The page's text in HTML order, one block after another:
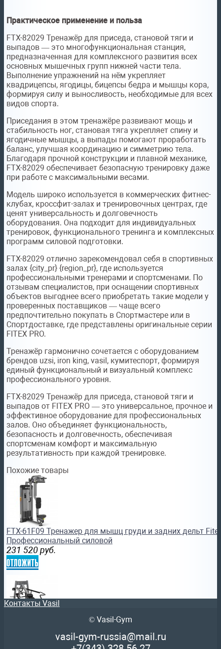
Практическое применение и польза
FTX-82029 Тренажёр для приседа, становой тяги и
выпадов — это многофункциональная станция,
предназначенная для комплексного развития всех
основных мышечных групп нижней части тела.
Выполнение упражнений на нём укрепляет
квадрицепсы, ягодицы, бицепсы бедра и мышцы кора,
формируя силу и выносливость, необходимые для всех
видов спорта.
Приседания в этом тренажёре развивают мощь и
стабильность ног, становая тяга укрепляет спину и
ягодичные мышцы, а выпады помогают проработать
баланс, улучшая координацию и симметрию тела.
Благодаря прочной конструкции и плавной механике,
FTX-82029 обеспечивает безопасную тренировку даже
при работе с максимальными весами.
Модель широко используется в коммерческих фитнес-
клубах, кроссфит-залах и тренировочных центрах, где
ценят универсальность и долговечность
оборудования. Она подходит для индивидуальных
тренировок, функционального тренинга и комплексных
программ силовой подготовки.
FTX-82029 отлично зарекомендовал себя в спортивных
залах {city_pr} {region_pr}, где используется
профессиональными тренерами и спортсменами. По
отзывам специалистов, при оснащении спортивных
объектов выгоднее всего приобретать такие модели у
проверенных поставщиков — чаще всего
предпочтительно покупать в Спортмастере или в
Спортдоставке, где представлены оригинальные серии
FITEX PRO.
Тренажёр гармонично сочетается с оборудованием
брендов uzsi, iron king, vasil, кумитеспорт, формируя
единый функциональный и визуальный комплекс
профессионального уровня.
FTX-82029 Тренажёр для приседа, становой тяги и
выпадов от FITEX PRO — это универсальное, прочное и
эффективное оборудование для профессиональных
залов. Оно объединяет функциональность,
безопасность и долговечность, обеспечивая
спортсменам комфорт и максимальную
результативность при каждой тренировке.
Похожие товары
FTX-61F09 Тренажер для мышц груди и задних дельт
Профессиональный силовой
231 520 руб.
отложить
FTX-FWL05 Жим от груди под углом вверх Fitex Pro
силовой тренажер
Контакты Vasil
© Vasil-Gym
vasil-gym-russia@mail.ru